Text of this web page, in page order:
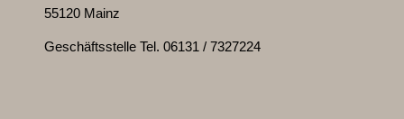
55120 Mainz
Geschäftsstelle Tel. 06131 / 7327224